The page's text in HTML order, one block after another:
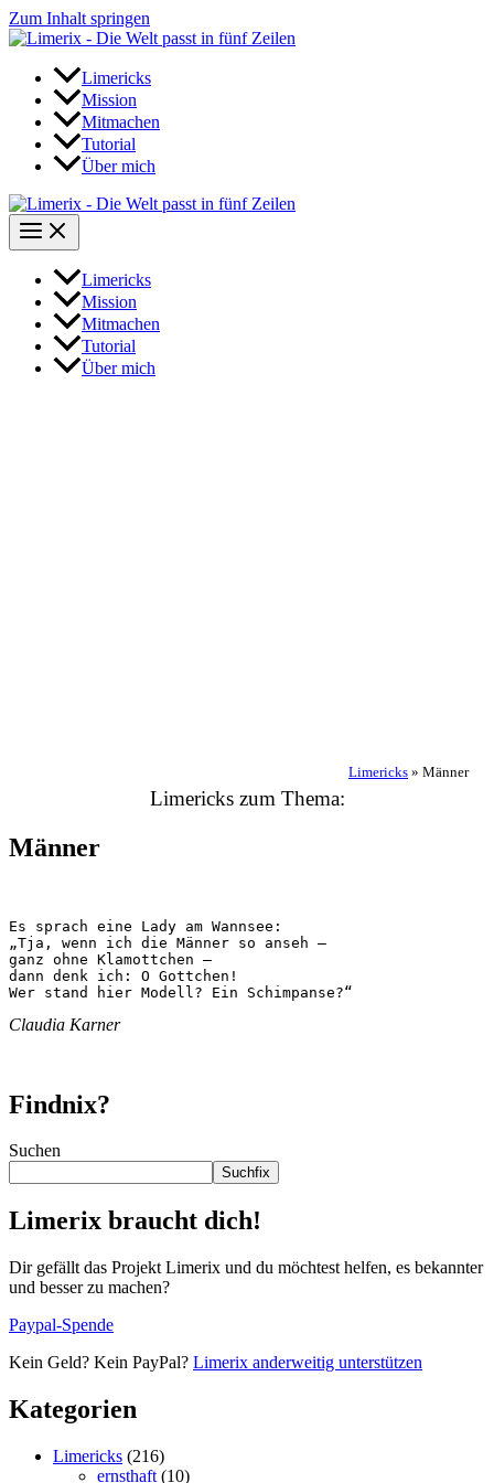
Zum Inhalt springen
Limericks
Mission
Mitmachen
Tutorial
Über mich
Limericks
Mission
Mitmachen
Tutorial
Über mich
Limericks » Männer
Limericks zum Thema:
Männer
Es sprach eine Lady am Wannsee:
„Tja, wenn ich die Männer so anseh –
ganz ohne Klamottchen –
dann denk ich: O Gottchen!
Wer stand hier Modell? Ein Schimpanse?“
Claudia Karner
Findnix?
Suchen
Suchfix
Limerix braucht dich!
Dir gefällt das Projekt Limerix und du möchtest helfen, es bekannter
und besser zu machen?
Paypal-Spende
Kein Geld? Kein PayPal? Limerix anderweitig unterstützen
Kategorien
Limericks (216)
ernsthaft (10)